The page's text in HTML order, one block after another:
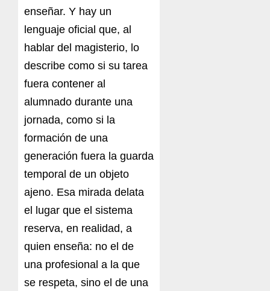
enseñar. Y hay un
lenguaje oficial que, al
hablar del magisterio, lo
describe como si su tarea
fuera contener al
alumnado durante una
jornada, como si la
formación de una
generación fuera la guarda
temporal de un objeto
ajeno. Esa mirada delata
el lugar que el sistema
reserva, en realidad, a
quien enseña: no el de
una profesional a la que
se respeta, sino el de una